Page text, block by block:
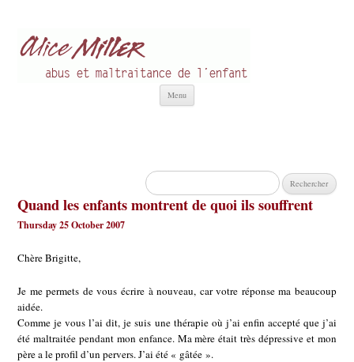
Menu
Rechercher :
Quand les enfants montrent de quoi ils souffrent
Thursday 25 October 2007
Chère Brigitte,
Je me permets de vous écrire à nouveau, car votre réponse ma beaucoup
aidée.
Comme je vous l’ai dit, je suis une thérapie où j’ai enfin accepté que j’ai
été maltraitée pendant mon enfance. Ma mère était très dépressive et mon
père a le profil d’un pervers. J’ai été « gâtée ».